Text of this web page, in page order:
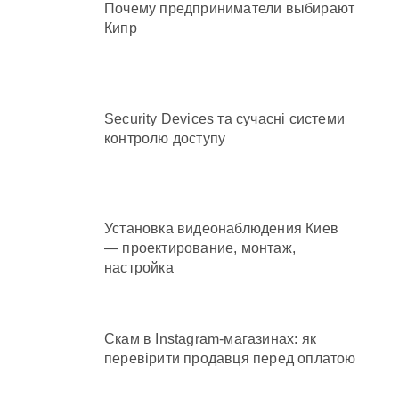
Почему предприниматели выбирают
Кипр
Security Devices та сучасні системи
контролю доступу
Установка видеонаблюдения Киев
— проектирование, монтаж,
настройка
Скам в Instagram-магазинах: як
перевірити продавця перед оплатою